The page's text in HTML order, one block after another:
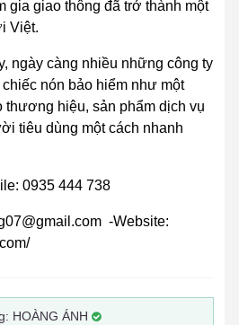
gia giao thông đã trở thành một
Việt.
ngày càng nhiều những công ty
nón bảo hiểm như một
thương hiệu, sản phẩm dịch vụ
tiêu dùng một cách nhanh
0935 444 738
-Website:
HOÀNG ÁNH